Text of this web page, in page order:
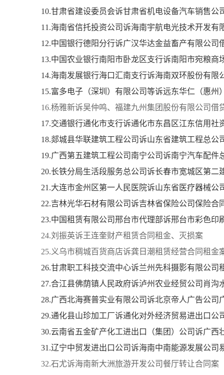
10.甘肃省建设委员会诉甘肃省机电设备汽车销售公
11.海南省信托投资公司诉海南宇航电光技术开发有
12.中国银行德阳分行诉广汉华达金益畜产有限公司
13.中国农业银行南阳市卧龙区支行诉南阳市宛粮商
14.海南发展银行海口汇南支行诉海南双环股份有限
15.富多电子（深圳）有限公司等诉远东华仁（惠州
16.杨雅新诉吴仲鸣、福建九州集团股份有限公司借
17.交通银行通化市支行诉通化市东昌区江东信用社
18.郯城县华联建筑工程公司诉山东省建筑工程总
19.广西第五建筑工程公司南宁公司诉南宁汽车配
20.长铁分局生活段服务总公司诉长春市宽城区第
21.大连市金州区第一人民医院诉山东省医疗器械公
22.吉林光华石材有限公司诉吉林省保险公司保险合
23.中国租赁有限公司邢台市代理部诉邢台市彩色印
24.刘振英诉王连奎财产租赁合同租金、灭损案
25.义乌市稠城百货商店诉龚日潮租赁经营合同租金
26.甘肃职工科技交流中心诉兰州先科摄影有限公司
27.合江县佛荫镇人民政府诉泸州农业经贸公司肖沟
28.广西北海赛普实业有限公司诉北京帝人广告公司
29.通化县山珍加工厂诉通化对外经济贸易进出口公
30.云南省五金矿产化工进出口（集团）公司诉广
31.辽宁中贸发进出口公司诉海南中南能源发展公司
32.石尤诉海南新大洲旅游开发公司餐厅转让合同案